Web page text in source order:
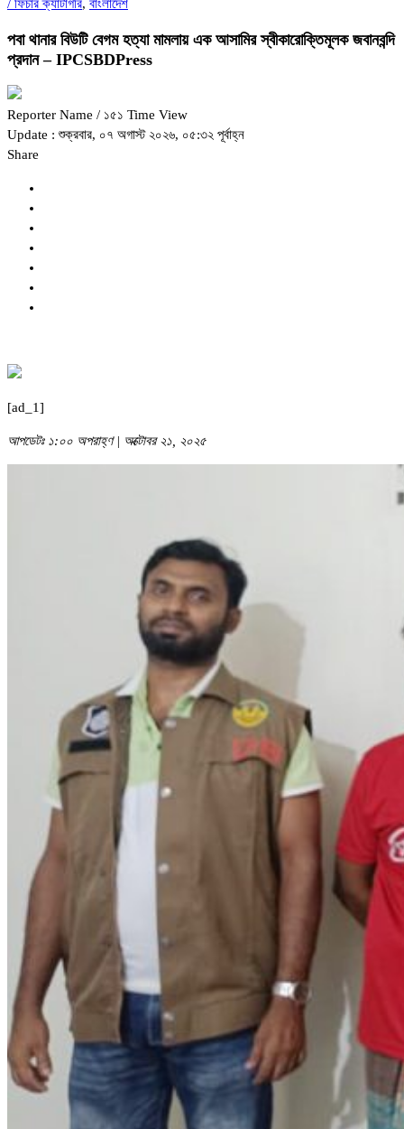
/ ফিচার ক্যাটাগরি, বাংলাদেশ
পবা থানার বিউটি বেগম হত্যা মামলায় এক আসামির স্বীকারোক্তিমূলক জবানবন্দি
প্রদান – IPCSBDPress
Reporter Name / ১৫১ Time View
Update : শুক্রবার, ০৭ অগাস্ট ২০২৬, ০৫:৩২ পূর্বাহ্ন
Share
[ad_1]
আপডেটঃ ১:০০ অপরাহ্ণ | অক্টোবর ২১, ২০২৫